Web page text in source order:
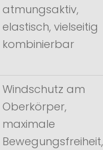
atmungsaktiv,
elastisch, vielseitig
kombinierbar
Windschutz am
Oberkörper,
maximale
Bewegungsfreiheit,